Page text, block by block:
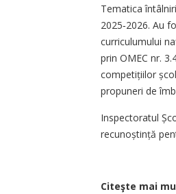
Tematica
2025‑2026. Au
curriculumului
prin OMEC nr.
competițiilor
propuneri de
Inspectoratul
recunoștință
Citeşte mai